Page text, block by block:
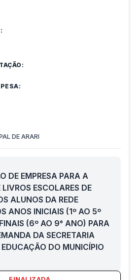
DE ARARI
DE EMPRESA PARA A
ESCOLARES DE
ALUNOS DA REDE
ANOS INICIAIS (1º AO 5º
(6º AO 9° ANO) PARA
DA SECRETARIA
DO MUNICÍPIO